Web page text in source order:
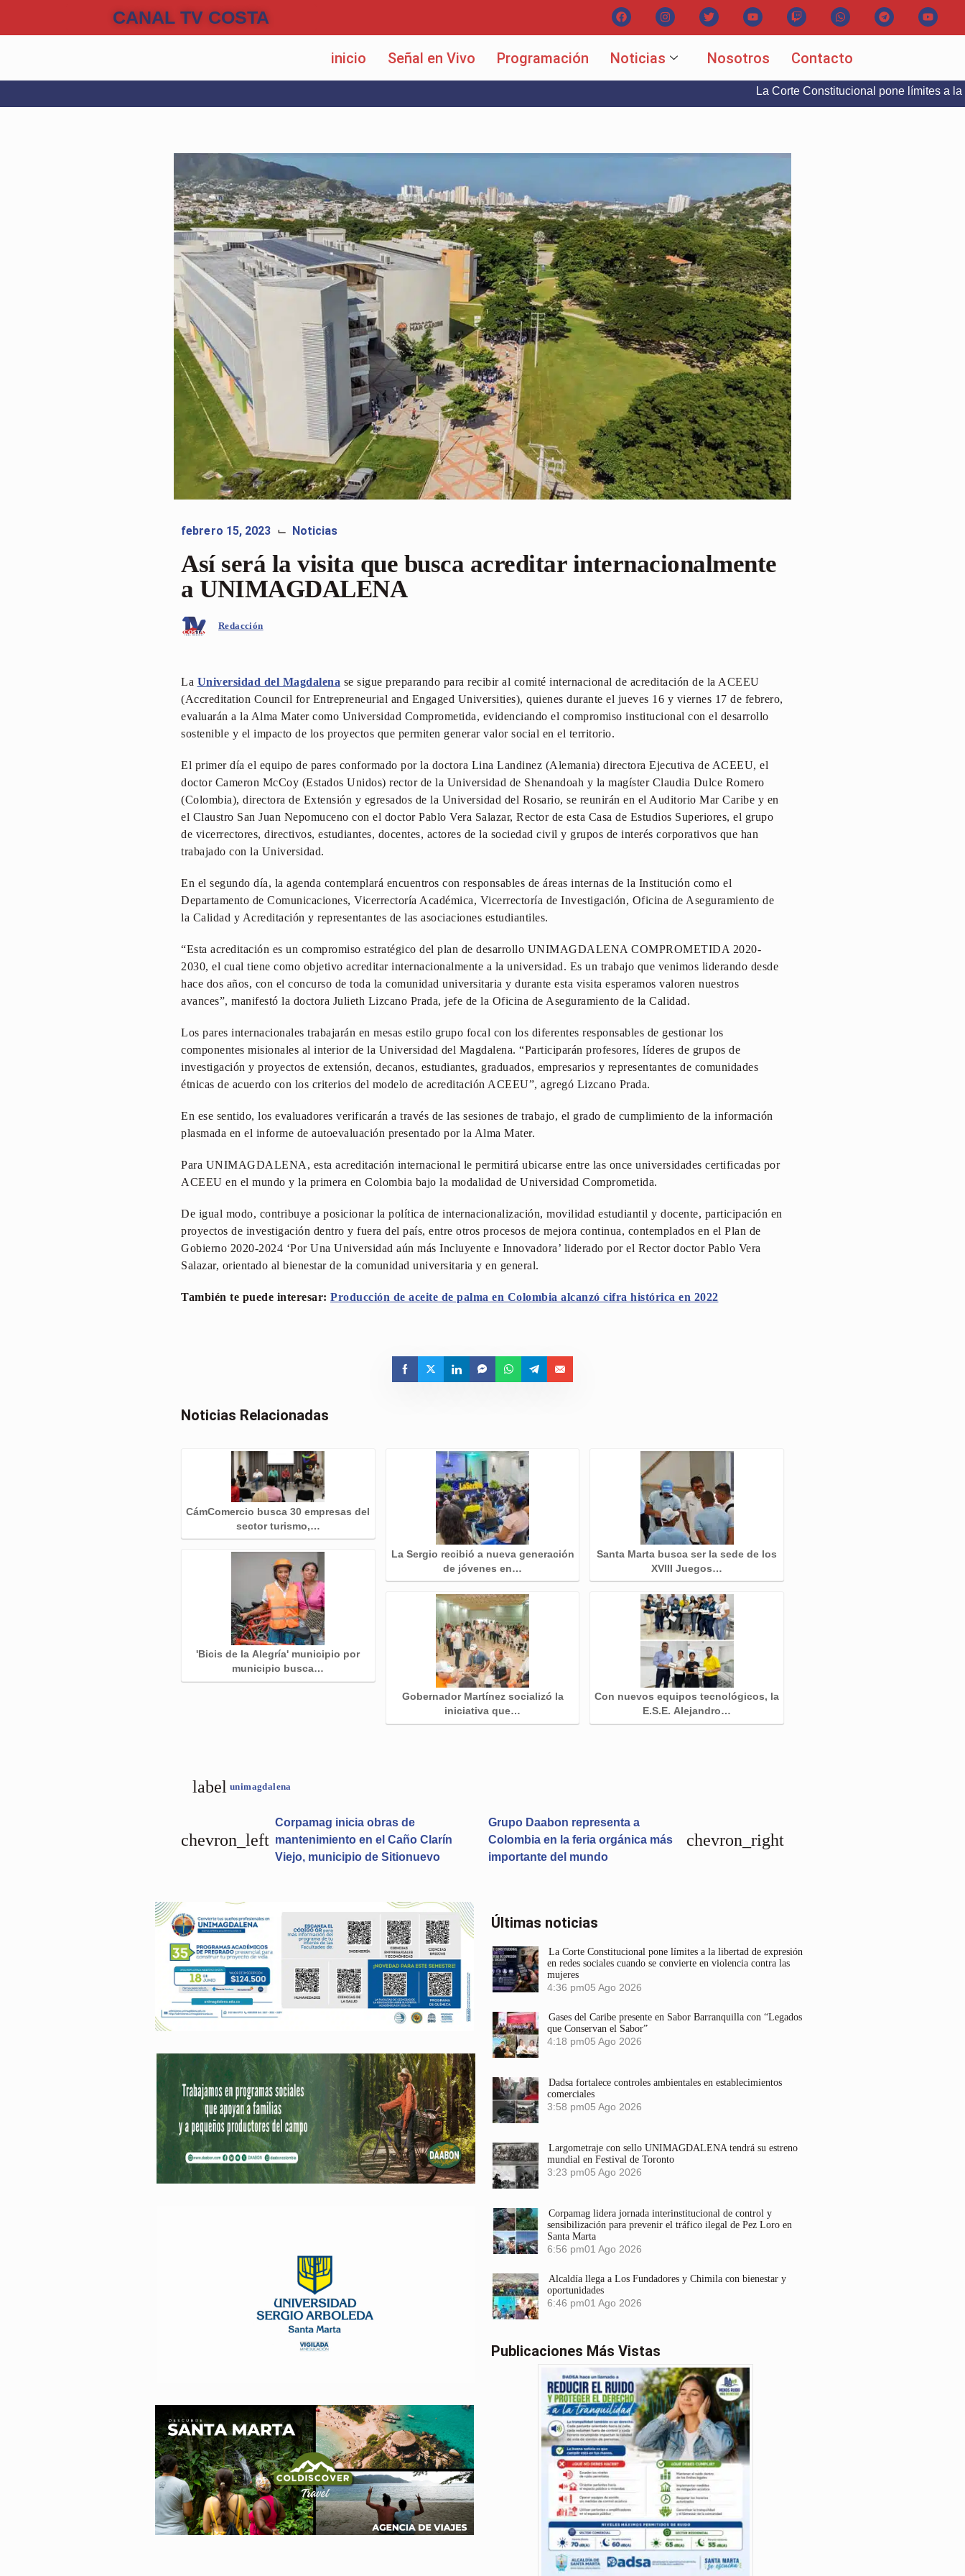
CANAL TV COSTA
inicio Señal en Vivo Programación Noticias Nosotros Contacto
La Corte Constitucional pone límites a la libertad
febrero 15, 2023 ⌙ Noticias
Así será la visita que busca acreditar internacionalmente
a UNIMAGDALENA
Redacción
La Universidad del Magdalena se sigue preparando para recibir al comité internacional de acreditación de la ACEEU
(Accreditation Council for Entrepreneurial and Engaged Universities), quienes durante el jueves 16 y viernes 17 de febrero,
evaluarán a la Alma Mater como Universidad Comprometida, evidenciando el compromiso institucional con el desarrollo
sostenible y el impacto de los proyectos que permiten generar valor social en el territorio.
El primer día el equipo de pares conformado por la doctora Lina Landinez (Alemania) directora Ejecutiva de ACEEU, el
doctor Cameron McCoy (Estados Unidos) rector de la Universidad de Shenandoah y la magíster Claudia Dulce Romero
(Colombia), directora de Extensión y egresados de la Universidad del Rosario, se reunirán en el Auditorio Mar Caribe y en
el Claustro San Juan Nepomuceno con el doctor Pablo Vera Salazar, Rector de esta Casa de Estudios Superiores, el grupo
de vicerrectores, directivos, estudiantes, docentes, actores de la sociedad civil y grupos de interés corporativos que han
trabajado con la Universidad.
En el segundo día, la agenda contemplará encuentros con responsables de áreas internas de la Institución como el
Departamento de Comunicaciones, Vicerrectoría Académica, Vicerrectoría de Investigación, Oficina de Aseguramiento de
la Calidad y Acreditación y representantes de las asociaciones estudiantiles.
“Esta acreditación es un compromiso estratégico del plan de desarrollo UNIMAGDALENA COMPROMETIDA 2020-
2030, el cual tiene como objetivo acreditar internacionalmente a la universidad. Es un trabajo que venimos liderando desde
hace dos años, con el concurso de toda la comunidad universitaria y durante esta visita esperamos valoren nuestros
avances”, manifestó la doctora Julieth Lizcano Prada, jefe de la Oficina de Aseguramiento de la Calidad.
Los pares internacionales trabajarán en mesas estilo grupo focal con los diferentes responsables de gestionar los
componentes misionales al interior de la Universidad del Magdalena. “Participarán profesores, líderes de grupos de
investigación y proyectos de extensión, decanos, estudiantes, graduados, empresarios y representantes de comunidades
étnicas de acuerdo con los criterios del modelo de acreditación ACEEU”, agregó Lizcano Prada.
En ese sentido, los evaluadores verificarán a través de las sesiones de trabajo, el grado de cumplimiento de la información
plasmada en el informe de autoevaluación presentado por la Alma Mater.
Para UNIMAGDALENA, esta acreditación internacional le permitirá ubicarse entre las once universidades certificadas por
ACEEU en el mundo y la primera en Colombia bajo la modalidad de Universidad Comprometida.
De igual modo, contribuye a posicionar la política de internacionalización, movilidad estudiantil y docente, participación en
proyectos de investigación dentro y fuera del país, entre otros procesos de mejora continua, contemplados en el Plan de
Gobierno 2020-2024 ‘Por Una Universidad aún más Incluyente e Innovadora’ liderado por el Rector doctor Pablo Vera
Salazar, orientado al bienestar de la comunidad universitaria y en general.
También te puede interesar: Producción de aceite de palma en Colombia alcanzó cifra histórica en 2022
Noticias Relacionadas
CámComercio busca 30 empresas del
sector turismo,…
'Bicis de la Alegría' municipio por
municipio busca…
La Sergio recibió a nueva generación
de jóvenes en…
Gobernador Martínez socializó la
iniciativa que…
Santa Marta busca ser la sede de los
XVIII Juegos…
Con nuevos equipos tecnológicos, la
E.S.E. Alejandro…
label unimagdalena
chevron_left
Corpamag inicia obras de
mantenimiento en el Caño Clarín
Viejo, municipio de Sitionuevo
Grupo Daabon representa a
Colombia en la feria orgánica más
importante del mundo
chevron_right
Últimas noticias
La Corte Constitucional pone límites a la libertad de expresión
en redes sociales cuando se convierte en violencia contra las
mujeres
4:36 pm05 Ago 2026
Gases del Caribe presente en Sabor Barranquilla con “Legados
que Conservan el Sabor”
4:18 pm05 Ago 2026
Dadsa fortalece controles ambientales en establecimientos
comerciales
3:58 pm05 Ago 2026
Largometraje con sello UNIMAGDALENA tendrá su estreno
mundial en Festival de Toronto
3:23 pm05 Ago 2026
Corpamag lidera jornada interinstitucional de control y
sensibilización para prevenir el tráfico ilegal de Pez Loro en
Santa Marta
6:56 pm01 Ago 2026
Alcaldía llega a Los Fundadores y Chimila con bienestar y
oportunidades
6:46 pm01 Ago 2026
Publicaciones Más Vistas